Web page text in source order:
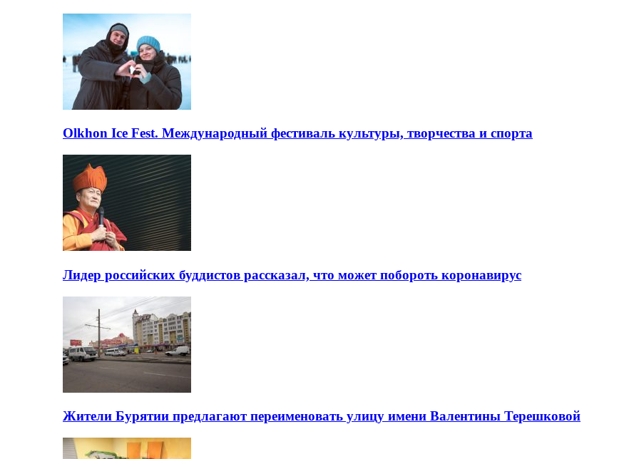
Olkhon Ice Fest. Международный фестиваль культуры, творчества и спорта
Лидер российских буддистов рассказал, что может побороть коронавирус
Жители Бурятии предлагают переименовать улицу имени Валентины Терешковой